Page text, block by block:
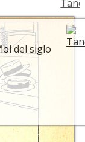
del siglo